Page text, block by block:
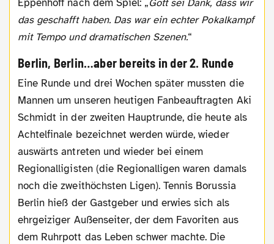
Eppenhoff nach dem Spiel: „Gott sei Dank, dass wir
das geschafft haben. Das war ein echter Pokalkampf
mit Tempo und dramatischen Szenen.“
Berlin, Berlin…aber bereits in der 2. Runde
Eine Runde und drei Wochen später mussten die
Mannen um unseren heutigen Fanbeauftragten Aki
Schmidt in der zweiten Hauptrunde, die heute als
Achtelfinale bezeichnet werden würde, wieder
auswärts antreten und wieder bei einem
Regionalligisten (die Regionalligen waren damals
noch die zweithöchsten Ligen). Tennis Borussia
Berlin hieß der Gastgeber und erwies sich als
ehrgeiziger Außenseiter, der dem Favoriten aus
dem Ruhrpott das Leben schwer machte. Die